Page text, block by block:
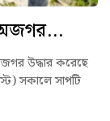
অজগর...
উদ্ধার করেছে
সকালে সাপটি